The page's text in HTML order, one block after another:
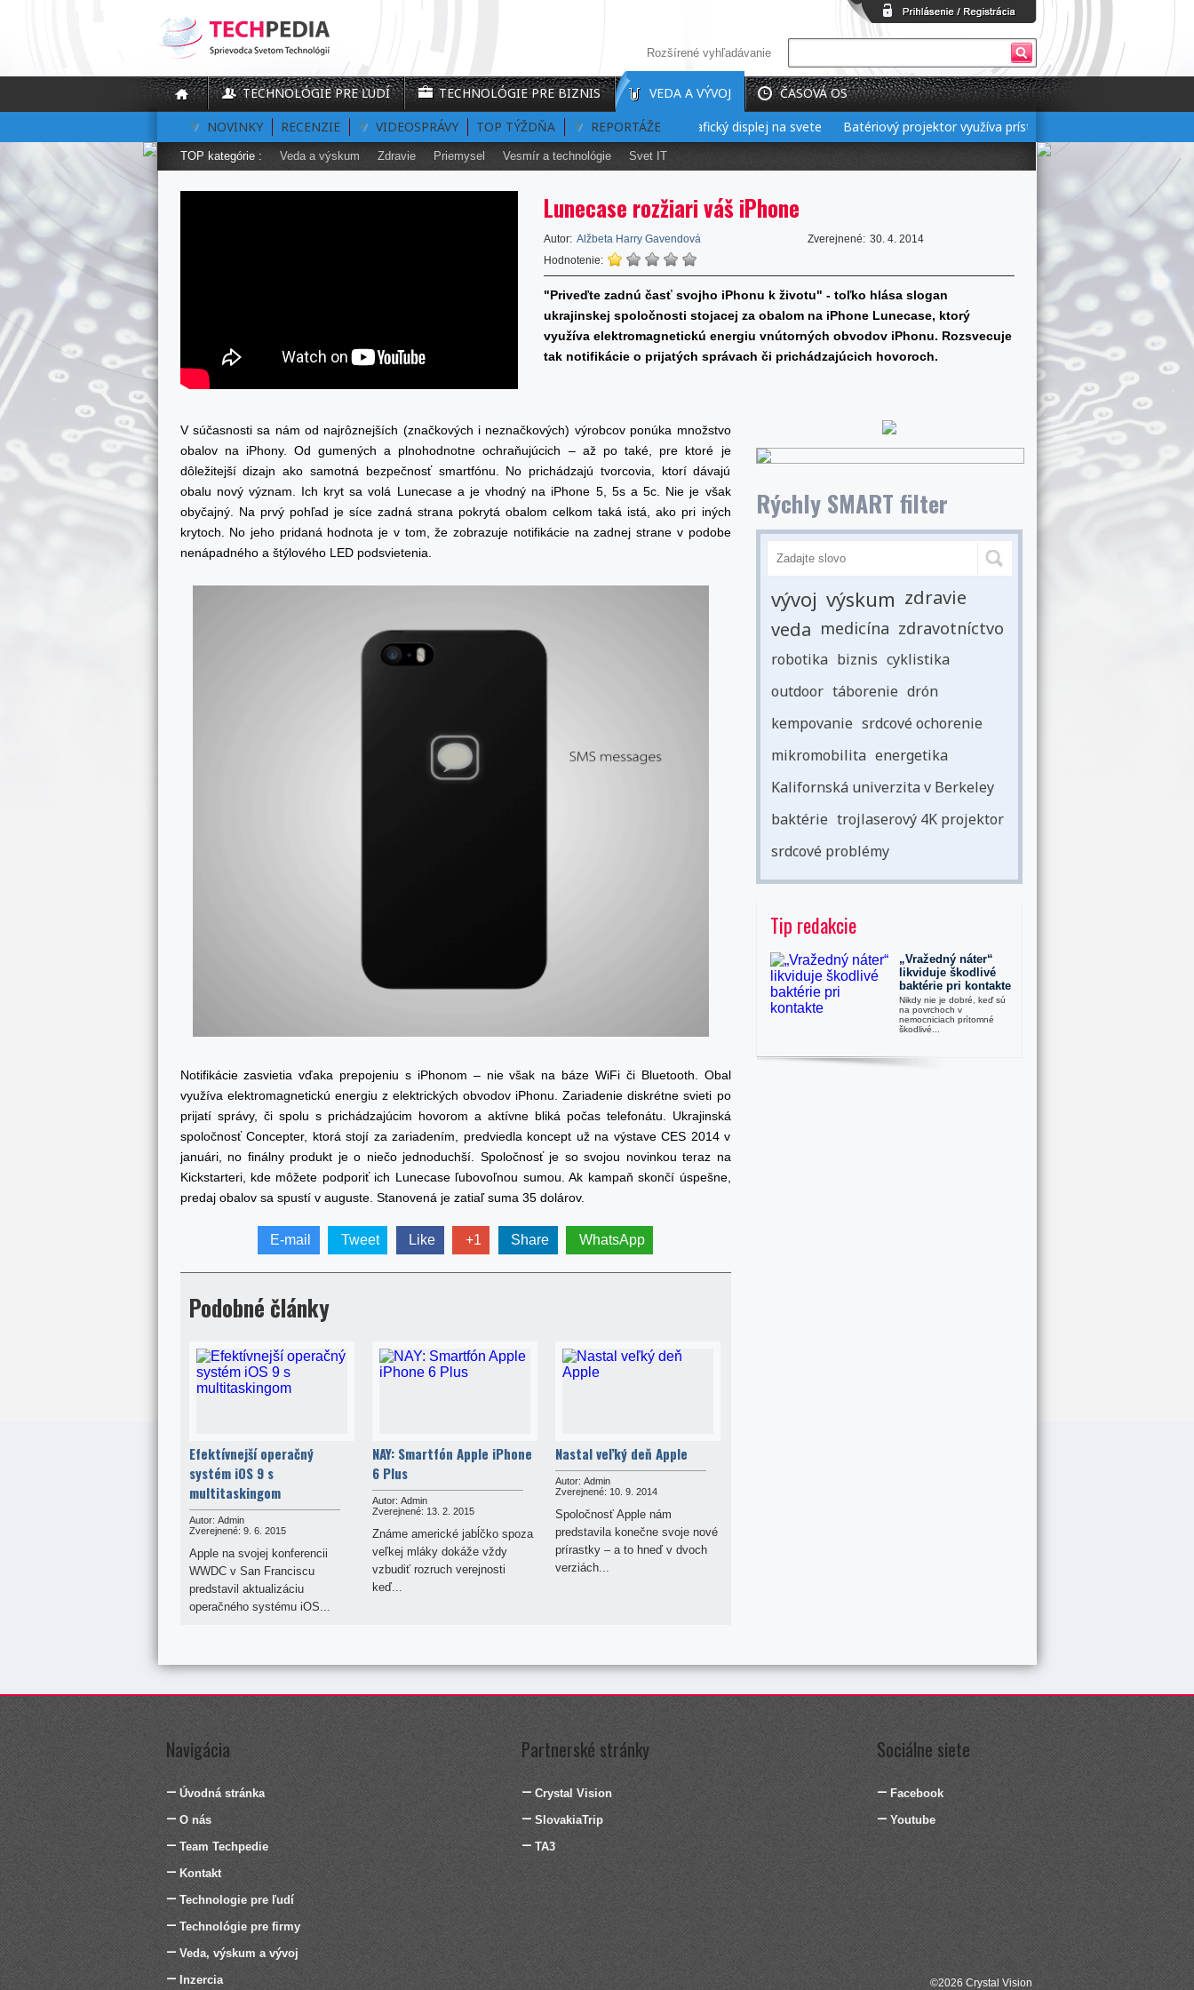
Rozšírené vyhľadávanie
TECHNOLÓGIE PRE ĽUDÍ TECHNOLÓGIE PRE BIZNIS VEDA A VÝVOJ
ČASOVÁ OS
NOVINKY
RECENZIE VIDEOSPRÁVY TOP TÝŽDŇA REPORTÁŽE
TOP kategórie : Veda a výskum Zdravie Priemysel Vesmír a technológie Svet IT
Prvý interaktívny 3D holografický displej na svete Batériový projektor využíva prístup 3 v 1 pre flexibilné
Lunecase rozžiari váš iPhone
Autor: Alžbeta Harry Gavendová Zverejnené: 30. 4. 2014
Hodnotenie:
"Priveďte zadnú časť svojho iPhonu k životu" - toľko hlása slogan
ukrajinskej spoločnosti stojacej za obalom na iPhone Lunecase, ktorý
využíva elektromagnetickú energiu vnútorných obvodov iPhonu. Rozsvecuje
tak notifikácie o prijatých správach či prichádzajúcich hovoroch.
V súčasnosti sa nám od najrôznejších (značkových i neznačkových) výrobcov ponúka množstvo
obalov na iPhony. Od gumených a plnohodnotne ochraňujúcich – až po také, pre ktoré je
dôležitejší dizajn ako samotná bezpečnosť smartfónu. No prichádzajú tvorcovia, ktorí dávajú
obalu nový význam. Ich kryt sa volá Lunecase a je vhodný na iPhone 5, 5s a 5c. Nie je však
obyčajný. Na prvý pohľad je síce zadná strana pokrytá obalom celkom taká istá, ako pri iných
krytoch. No jeho pridaná hodnota je v tom, že zobrazuje notifikácie na zadnej strane v podobe
nenápadného a štýlového LED podsvietenia.
Notifikácie zasvietia vďaka prepojeniu s iPhonom – nie však na báze WiFi či Bluetooth. Obal
využíva elektromagnetickú energiu z elektrických obvodov iPhonu. Zariadenie diskrétne svieti po
prijatí správy, či spolu s prichádzajúcim hovorom a aktívne bliká počas telefonátu. Ukrajinská
spoločnosť Concepter, ktorá stojí za zariadením, predviedla koncept už na výstave CES 2014 v
januári, no finálny produkt je o niečo jednoduchší. Spoločnosť je so svojou novinkou teraz na
Kickstarteri, kde môžete podporiť ich Lunecase ľubovoľnou sumou. Ak kampaň skončí úspešne,
predaj obalov sa spustí v auguste. Stanovená je zatiaľ suma 35 dolárov.
E-mail Tweet Like +1 Share WhatsApp
Podobné články
Efektívnejší operačný
systém iOS 9 s
multitaskingom
Autor: Admin
Zverejnené: 9. 6. 2015
Apple na svojej konferencii
WWDC v San Franciscu
predstavil aktualizáciu
operačného systému iOS...
NAY: Smartfón Apple iPhone
6 Plus
Autor: Admin
Zverejnené: 13. 2. 2015
Známe americké jabĺčko spoza
veľkej mláky dokáže vždy
vzbudiť rozruch verejnosti
keď...
Nastal veľký deň Apple
Autor: Admin
Zverejnené: 10. 9. 2014
Spoločnosť Apple nám
predstavila konečne svoje nové
prírastky – a to hneď v dvoch
verziách...
Rýchly SMART filter
vývoj výskum zdravie
veda medicína zdravotníctvo
robotika biznis cyklistika
outdoor táborenie drón
kempovanie srdcové ochorenie
mikromobilita energetika
Kalifornská univerzita v Berkeley
baktérie trojlaserový 4K projektor
srdcové problémy
Tip redakcie
„Vražedný náter“
likviduje škodlivé
baktérie pri kontakte
Nikdy nie je dobré, keď sú
na povrchoch v
nemocniciach prítomné
škodlivé...
Navigácia
Úvodná stránka
O nás
Team Techpedie
Kontakt
Technologie pre ľudí
Technológie pre firmy
Veda, výskum a vývoj
Inzercia
Partnerské stránky
Crystal Vision
SlovakiaTrip
TA3
Sociálne siete
Facebook
Youtube
©2026 Crystal Vision